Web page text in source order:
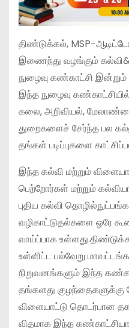
திண்டுக்கல், MSP-
இணைந்து வழங்கும் கல்வி&
நுழைவு கண்காட்சி இன்றும்
இந்த நுழைவு
கலை, அறிவியல்,
துறைகளைச் சேர்ந்த பல
தங்கள் படிப்புகளை
இந்த கல்வி மற்றும்
பெற்றோர்கள் மற்றும்
புதிய கல்வி
வழிகாட்டுதல்களை ஒரே
வாய்ப்பாக
உள்ளிட்ட பல்வேறு
நிறுவனங்களும் இந்த
தங்களது
விளையாட்டு தொடர்பான
விதமாக இந்த